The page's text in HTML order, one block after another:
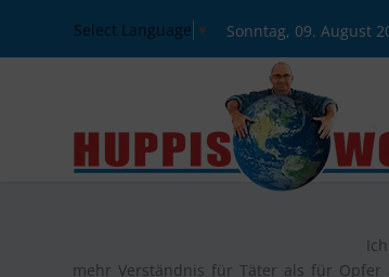
Select Language ▼ Sonntag, 09. August
mehr Verständnis für Täter als für